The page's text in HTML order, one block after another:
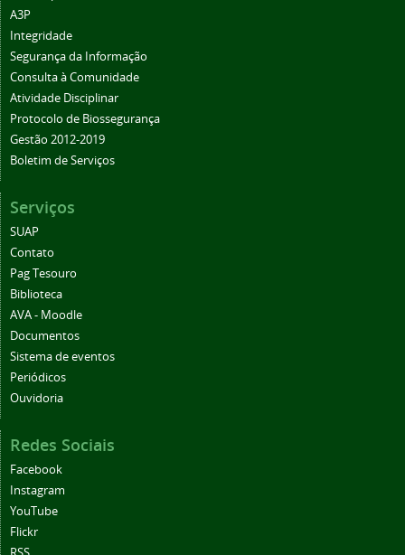
A3P
Integridade
Segurança da Informação
Consulta à Comunidade
Atividade Disciplinar
Protocolo de Biossegurança
Gestão 2012-2019
Boletim de Serviços
Serviços
SUAP
Contato
Pag Tesouro
Biblioteca
AVA - Moodle
Documentos
Sistema de eventos
Periódicos
Ouvidoria
Redes Sociais
Facebook
Instagram
YouTube
Flickr